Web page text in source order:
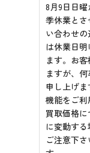
8月9日日
季休業と
い合わせ
は休業日明
ます。お
ますが、
申し上げ
機能をご
買取価格
に変動す
ご注意下